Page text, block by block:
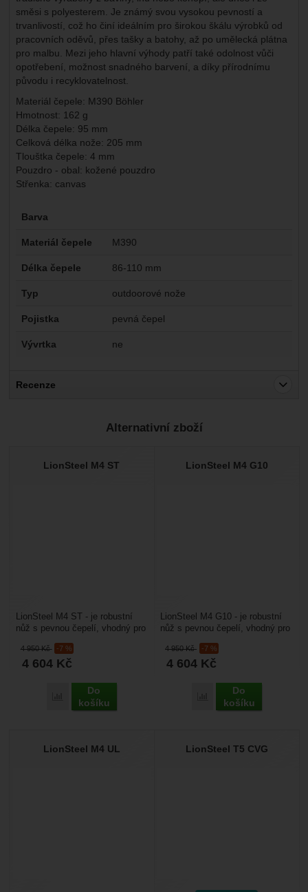
směsi s polyesterem. Je známý svou vysokou pevností a
trvanlivostí, což ho činí ideálním pro širokou škálu výrobků od
pracovních oděvů, přes tašky a batohy, až po umělecká plátna
pro malbu. Mezi jeho hlavní výhody patří také odolnost vůči
opotřebení, možnost snadného barvení, a díky přírodnímu
původu i recyklovatelnost.
Materiál čepele: M390 Böhler
Hmotnost: 162 g
Délka čepele: 95 mm
Celková délka nože: 205 mm
Tlouštka čepele: 4 mm
Pouzdro - obal: kožené pouzdro
Střenka: canvas
Parametry
Barva
Materiál čepele M390
Délka čepele 86-110 mm
Typ outdoorové nože
Pojistka pevná čepel
Vývrtka ne
Recenze
Nebyla přidána žádná recenze.
Alternativní zboží
LionSteel M4 ST
4 950Kč -7 %
4 604 Kč
Porovnat
Do
košíku
LionSteel M4 ST - je robustní
nůž s pevnou čepelí, vhodný pro
Fulltang čepel je...
LionSteel M4 G10
4 950Kč -7 %
4 604 Kč
Porovnat
Do
košíku
LionSteel M4 G10 - je robustní
nůž s pevnou čepelí, vhodný pro
Fulltang čepel je...
LionSteel M4 UL LionSteel T5 CVG